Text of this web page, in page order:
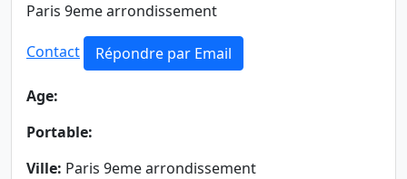
Paris 9eme arrondissement
Contact Répondre par Email
Age:
Portable:
Ville: Paris 9eme arrondissement